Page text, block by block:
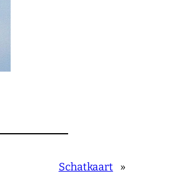
Schatkaart »